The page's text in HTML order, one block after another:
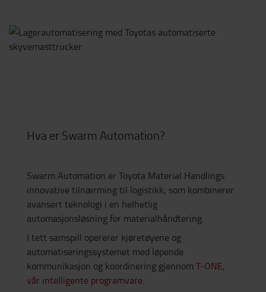
Hva er Swarm Automation?
Swarm Automation er Toyota Material Handlings
innovative tilnærming til logistikk, som kombinerer
avansert teknologi i en helhetlig
automasjonsløsning for materialhåndtering.
I tett samspill opererer kjøretøyene og
automatiseringssystemet med løpende
kommunikasjon og koordinering gjennom T-ONE,
vår intelligente programvare.